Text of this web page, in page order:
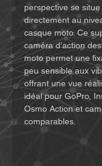
perspective se
directement au
casque moto. Ce
caméra d’action
moto permet une
peu sensible aux
offrant une vue
idéal pour GoPro,
Osmo Action et
comparables.